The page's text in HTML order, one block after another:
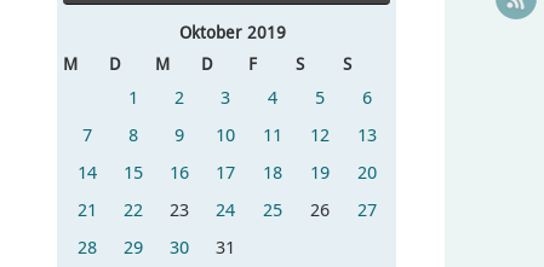
Oktober 2019
M
D M D F S S
1 2 3 4 5
6
7
8 9 10 11 12
13
14
15 16 17 18 19
20
21
22 23 24 25 26
27
28
29 30
31